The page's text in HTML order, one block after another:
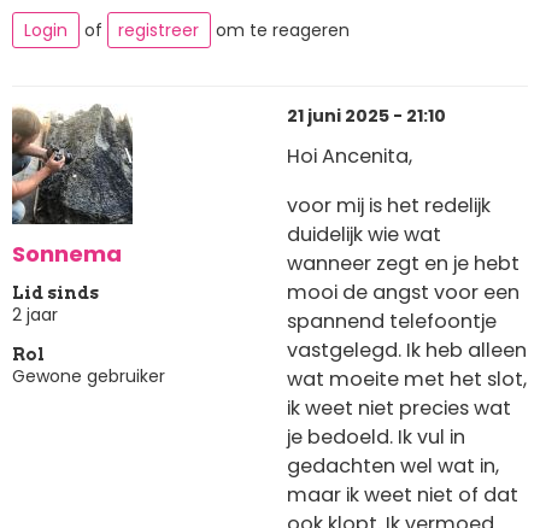
Login of registreer om te reageren
Sonnema
Lid sinds
2 jaar
Rol
Gewone gebruiker
21 juni 2025 - 21:10
Hoi Ancenita,
voor mij is het redelijk
duidelijk wie wat
wanneer zegt en je hebt
mooi de angst voor een
spannend telefoontje
vastgelegd. Ik heb alleen
wat moeite met het slot,
ik weet niet precies wat
je bedoeld. Ik vul in
gedachten wel wat in,
maar ik weet niet of dat